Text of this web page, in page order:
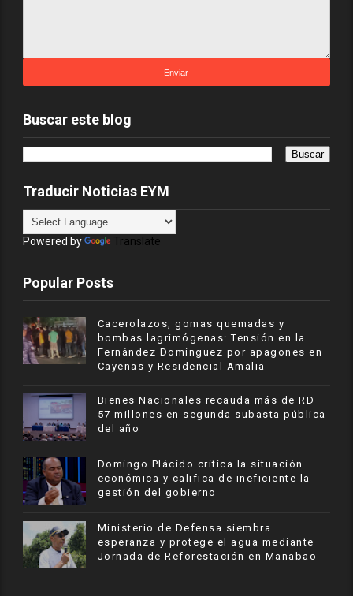
Buscar este blog
Traducir Noticias EYM
Powered by Translate
Popular Posts
Cacerolazos, gomas quemadas y
bombas lagrimógenas: Tensión en la
Fernández Domínguez por apagones en
Cayenas y Residencial Amalia
Bienes Nacionales recauda más de RD
57 millones en segunda subasta pública
del año
​Domingo Plácido critica la situación
económica y califica de ineficiente la
gestión del gobierno
Ministerio de Defensa siembra
esperanza y protege el agua mediante
Jornada de Reforestación en Manabao